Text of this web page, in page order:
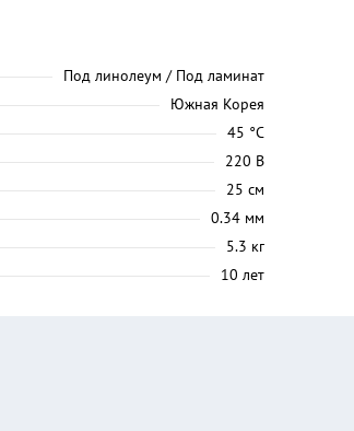
Под линолеум / Под ламинат
Южная Корея
45 °C
220 В
25 см
0.34 мм
5.3 кг
10 лет